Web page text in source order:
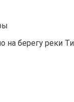
на берегу реки